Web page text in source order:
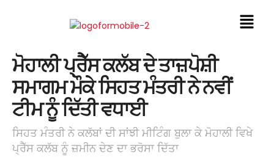
ਮੋਹਾਲੀ ਪ੍ਰੈੱਸ ਕਲੱਬ ਦੇ ਤਾਜ਼ਪੋਸ਼ੀ
ਸਮਾਗਮ ਮੌਕੇ ਸਿਹਤ ਮੰਤਰੀ ਨੇ ਨਵੀਂ
ਟੀਮ ਨੂੰ ਦਿੱਤੀ ਵਧਾਈ
ਸਿਹਤ ਮੰਤਰੀ ਨੇ ਕਲੱਬਾਂ ਦੀ ਸਾਂਝੀ ਮੀਟਿੰਗ ਬੁਲਾ ਕੇ ਮੋਹਾਲੀ ਵਿਖੇ
ਪ੍ਰੈੱਸ ਕਲੱਬ ਨੂੰ ਜ਼ਮੀਨ ਦੇਣ ਦਾ ਭਰੋਸਾ ਦਿੱਤਾ